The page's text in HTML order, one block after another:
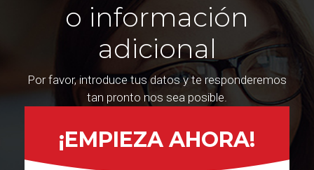
o información
adicional
Por favor, introduce tus datos y te responderemos
tan pronto nos sea posible.
¡EMPIEZA AHORA!